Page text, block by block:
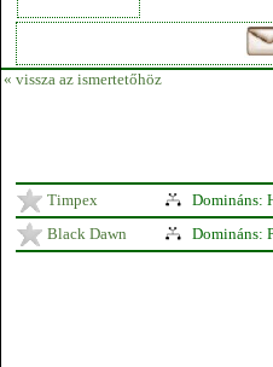
« vissza az ismertetőhöz
Timpex Domináns:
Black Dawn
Domináns: